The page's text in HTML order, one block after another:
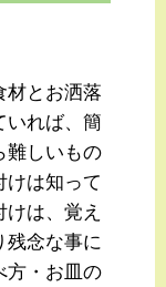
材とお洒落
いれば、簡
難しいもの
けは知って
は、覚え
残念な事に
方・お皿の